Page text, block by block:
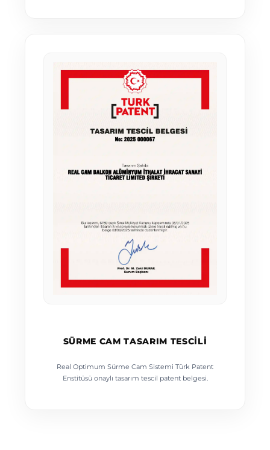
SÜRME CAM TASARIM TESCILI
Real Optimum Sürme Cam Sistemi Türk Patent
Enstitüsü onaylı tasarım tescil patent belgesi.